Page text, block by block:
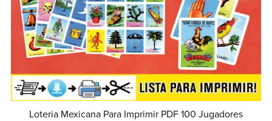
Loteria Mexicana Para Imprimir PDF 100 Jugadores